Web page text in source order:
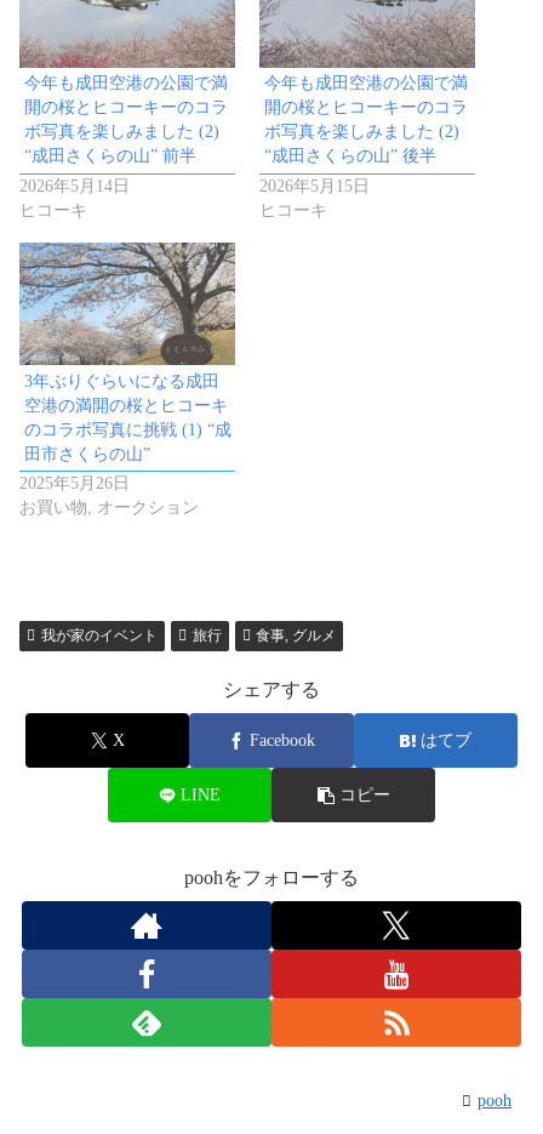
今年も成田空港の公園で満
開の桜とヒコーキーのコラ
ボ写真を楽しみました (2)
“成田さくらの山” 前半
2026年5月14日
ヒコーキ
今年も成田空港の公園で満
開の桜とヒコーキーのコラ
ボ写真を楽しみました (2)
“成田さくらの山” 後半
2026年5月15日
ヒコーキ
3年ぶりぐらいになる成田
空港の満開の桜とヒコーキ
のコラボ写真に挑戦 (1) “成
田市さくらの山”
2025年5月26日
お買い物, オークション
我が家のイベント 旅行 食事, グルメ
シェアする
X Facebook はてブ
LINE コピー
poohをフォローする
pooh